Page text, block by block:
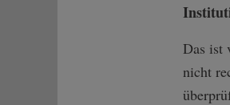
Das ist
nicht